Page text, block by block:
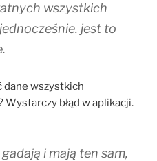
wszystkich
jest to
.
dane wszystkich
błąd w aplikacji.
i mają ten sam,